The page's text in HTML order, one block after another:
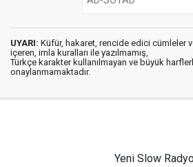
UYARI: Küfür, hakaret, rencide edici cümleler
içeren, imla kuralları ile yazılmamış,
Türkçe karakter kullanılmayan ve büyük
onaylanmamaktadır.
Yeni Slow